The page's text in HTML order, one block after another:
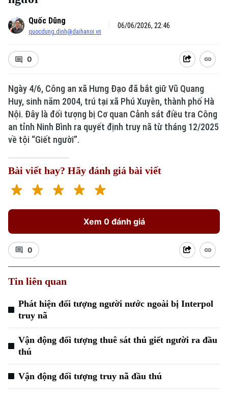
Quốc Dũng
quocdung.dinh@daihanoi.vn
06/06/2026, 22:46
0
Ngày 4/6, Công an xã Hưng Đạo đã bắt giữ Vũ Quang
Huy, sinh năm 2004, trú tại xã Phú Xuyên, thành phố Hà
Nội. Đây là đối tượng bị Cơ quan Cảnh sát điều tra Công
an tỉnh Ninh Bình ra quyết định truy nã từ tháng 12/2025
về tội “Giết người”.
Bài viết hay? Hãy đánh giá bài viết
Xem 0 đánh giá
0
Tin liên quan
Phát hiện đối tượng người nước ngoài bị Interpol
truy nã
Vận động đối tượng thuê sát thủ giết người ra đầu
thú
Vận động đối tượng truy nã đầu thú